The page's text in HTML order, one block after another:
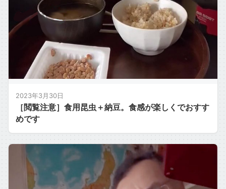
2023年3月30日
［閲覧注意］食用昆虫＋納豆。食感が楽しくでおすす
めです